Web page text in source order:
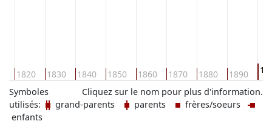
1820 1830 1840 1850 1860 1870 1880 1890
Cliquez sur le nom pour plus d'information.
Symboles
utilisés:
grand-parents parents
frères/soeurs
enfants